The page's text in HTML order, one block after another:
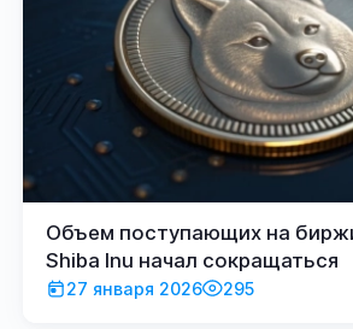
27 января 2026 295
Объем поступающих на
Shiba Inu начал сокращаться